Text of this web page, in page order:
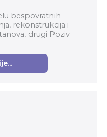
bespovratnih
rekonstrukcija i
drugi Poziv